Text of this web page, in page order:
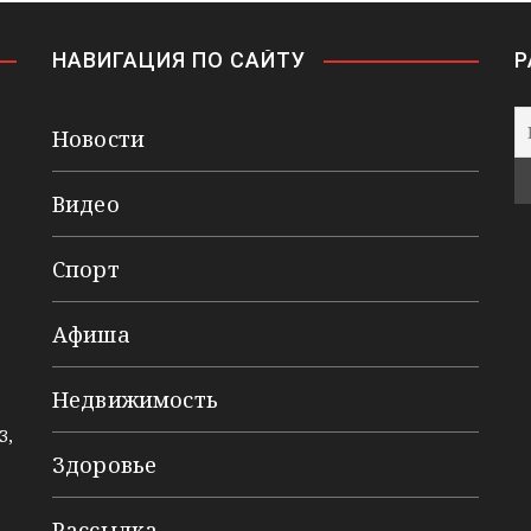
НАВИГАЦИЯ ПО САЙТУ
Новости
Видео
Спорт
Афиша
Недвижимость
Здоровье